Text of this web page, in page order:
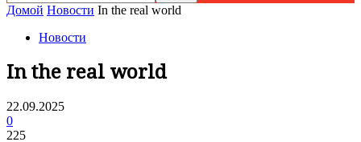
Домой Новости In the real world
Новости
In the real world
22.09.2025
0
225